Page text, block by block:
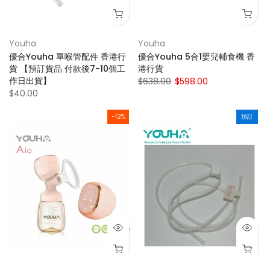
Youha
優合Youha 單喉管配件 香港行
貨 【預訂貨品 付款後7-10個工
作日出貨】
$40.00
Youha
優合Youha 5合1嬰兒輔食機 香
港行貨
$638.00 $598.00
-12% 預訂